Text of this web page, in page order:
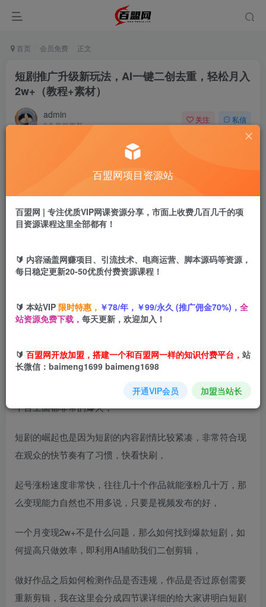
首页 会员免费 正文
短剧推广升级新玩法，AI一键二创去重，轻松月入
2w+（教程+素材）
admin
9个月前更新
关注 私信
盟币 9.9
立即购买
法，AI一键二创去重，轻松月入2w+，
短剧大家都知道，目前在抖音、快手、视频号这三大短视频
平台上面都非常的爆火，
短剧的崛起也是因为短剧的内容剧情比较紧凑，非常符合现
在观众的快节奏有了习惯，快看快刷，
起号涨粉速度非常快，往往几十个作品就能涨粉几十万，那
么变现能力自然也不用多说，只要是视频发布的好，
一个月变现2w+不是什么问题，那么如何找到爆款短剧，如
何提高只做效率，即利用AI辅助我们二创剪辑，
做好作品之后如何检测作品是否违规，作品是否过原创需要
重新剪辑，我在这里会分成四节课详细的给大家讲明白短剧
百盟网项目资源站
百盟网 | 专注优质VIP网课资源分享，市面上收费几百几千的项
目资源课程这里全部都有！
🔰 内容涵盖网赚项目、引流技术、电商运营、脚本源码等资源，
每日稳定更新20-50优质付费资源课程！
🔰 本站VIP 限时特惠， ￥78/年，￥99/永久 (推广佣金70%)， 全
站资源免费下载， 每天更新，欢迎加入！
🔰 百盟网开放加盟，搭建一个和百盟网一样的知识付费平台， 站
长微信：baimeng1699 baimeng1698
开通VIP会员 加盟当站长